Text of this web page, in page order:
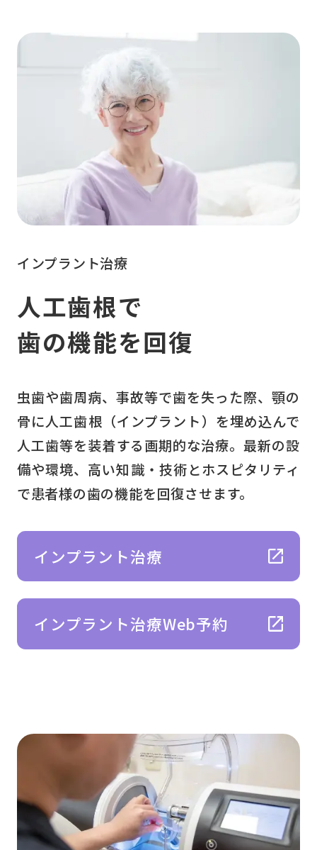
インプラント治療
人工歯根で
歯の機能を回復
虫歯や歯周病、事故等で歯を失った際、顎の
骨に人工歯根（インプラント）を埋め込んで
人工歯等を装着する画期的な治療。最新の設
備や環境、高い知識・技術とホスピタリティ
で患者様の歯の機能を回復させます。
インプラント治療
インプラント治療Web予約